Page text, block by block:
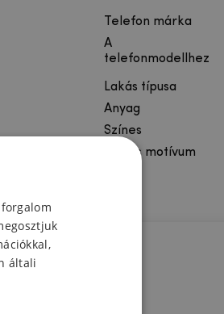
Telefon márka
A
telefonmodellhez
Lakás típusa
Anyag
Színes
Színes motívum
általi